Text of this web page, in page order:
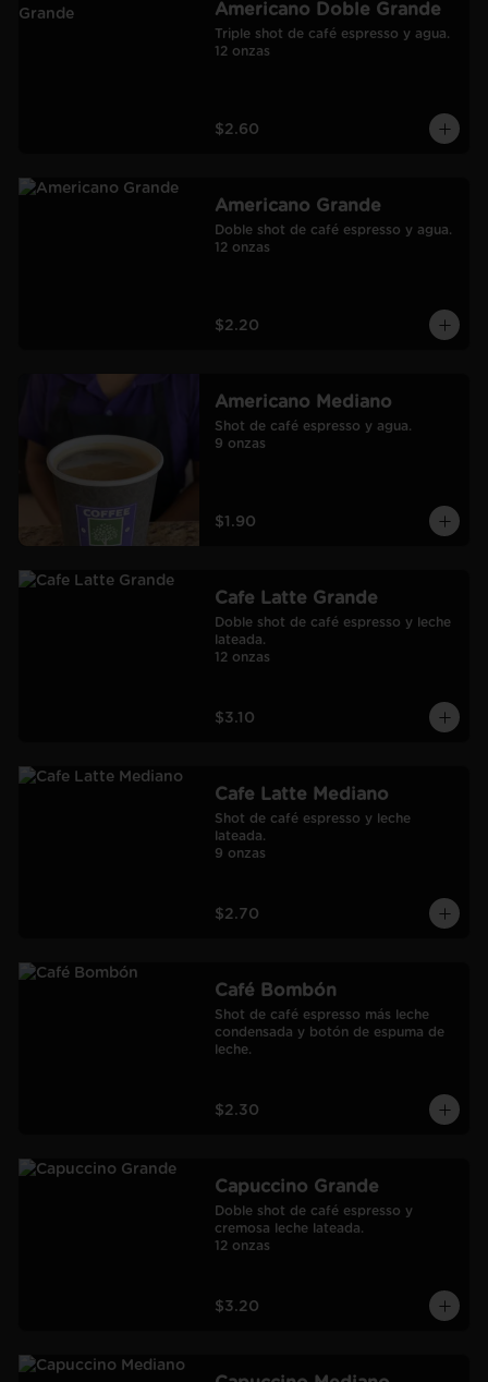
Americano Doble Grande
Triple shot de café espresso y agua.
12 onzas
$2.60
Americano Grande
Doble shot de café espresso y agua.
12 onzas
$2.20
Americano Mediano
Shot de café espresso y agua.
9 onzas
$1.90
Cafe Latte Grande
Doble shot de café espresso y leche
lateada.
12 onzas
$3.10
Cafe Latte Mediano
Shot de café espresso y leche
lateada.
9 onzas
$2.70
Café Bombón
Shot de café espresso más leche
condensada y botón de espuma de
leche.
$2.30
Capuccino Grande
Doble shot de café espresso y
cremosa leche lateada.
12 onzas
$3.20